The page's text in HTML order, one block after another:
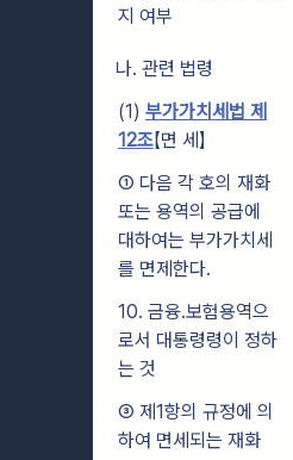
지 여부
나. 관련 법령
(1) 부가가치세법 제
12조【면 세】
① 다음 각 호의 재화
또는 용역의 공급에
대하여는 부가가치세
를 면제한다.
10. 금융․보험용역으
로서 대통령령이 정하
는 것
③ 제1항의 규정에 의
하여 면세되는 재화